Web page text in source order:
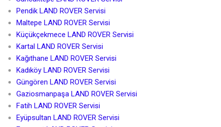
Pendik LAND ROVER Servisi
Maltepe LAND ROVER Servisi
Küçükçekmece LAND ROVER Servisi
Kartal LAND ROVER Servisi
Kağıthane LAND ROVER Servisi
Kadıköy LAND ROVER Servisi
Güngören LAND ROVER Servisi
Gaziosmanpaşa LAND ROVER Servisi
Fatih LAND ROVER Servisi
Eyüpsultan LAND ROVER Servisi